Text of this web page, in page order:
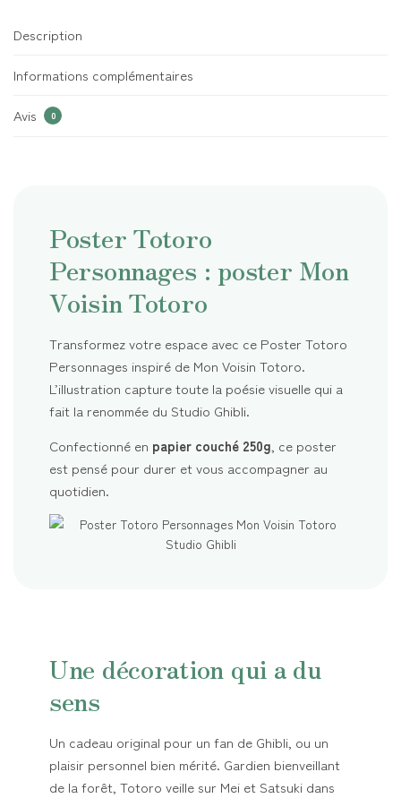
Description
Informations complémentaires
Avis 0
Poster Totoro
Personnages : poster Mon
Voisin Totoro
Transformez votre espace avec ce Poster Totoro
Personnages inspiré de Mon Voisin Totoro.
L’illustration capture toute la poésie visuelle qui a
fait la renommée du Studio Ghibli.
Confectionné en papier couché 250g, ce poster
est pensé pour durer et vous accompagner au
quotidien.
Une décoration qui a du
sens
Un cadeau original pour un fan de Ghibli, ou un
plaisir personnel bien mérité. Gardien bienveillant
de la forêt, Totoro veille sur Mei et Satsuki dans